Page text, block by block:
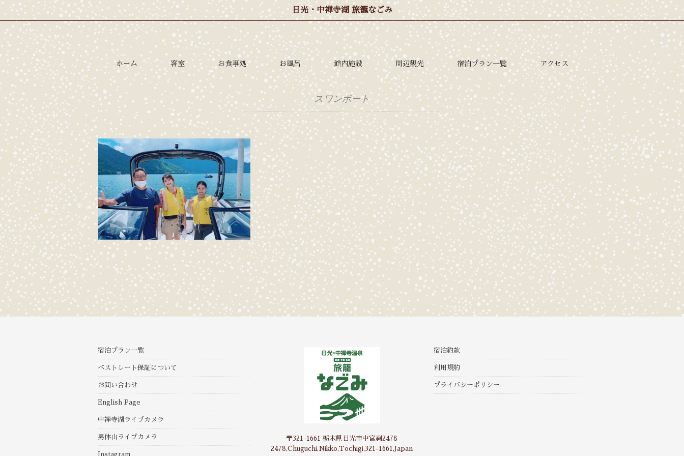
日光・中禅寺湖 旅籠なごみ
ホーム 客室 お食事処 お風呂 館内施設 周辺観光 宿泊プラン一覧 アクセス
スワンボート
宿泊プラン一覧
ベストレート保証について
お問い合わせ
English Page
中禅寺湖ライブカメラ
男体山ライブカメラ
Instagram
〒321-1661 栃木県日光市中宮祠2478
2478,Chuguchi,Nikko,Tochigi,321-1661,Japan
宿泊約款
利用規約
プライバシーポリシー